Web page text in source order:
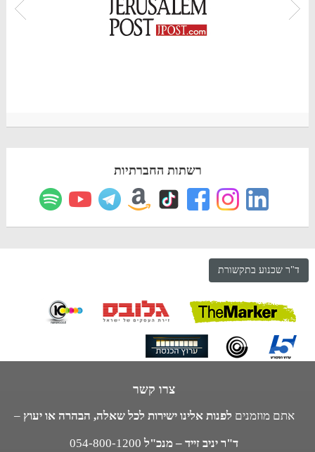
רשתות החברתיות
ד"ר שכנוע בתקשורת
צרו קשר
אתם מוזמנים לפנות אלינו ישירות לכל שאלה, הבהרה או יעוץ –
ד"ר יניב זייד – מנכ"ל 054-800-1200